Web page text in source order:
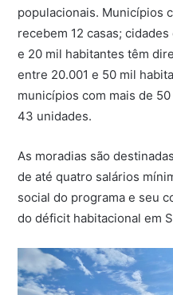
populacionais. Municípios
recebem 12 casas;
e 20 mil habitantes têm
entre 20.001 e 50 mil
municípios com mais de
43 unidades.
As moradias são
de até quatro salários
social do programa e seu
do déficit habitacional em